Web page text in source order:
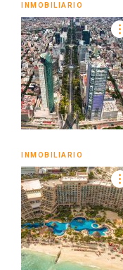
INMOBILIARIO
INMOBILIARIO